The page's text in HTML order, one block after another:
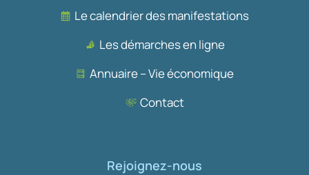
Le calendrier des manifestations
Les démarches en ligne
Annuaire – Vie économique
Contact
Rejoignez-nous